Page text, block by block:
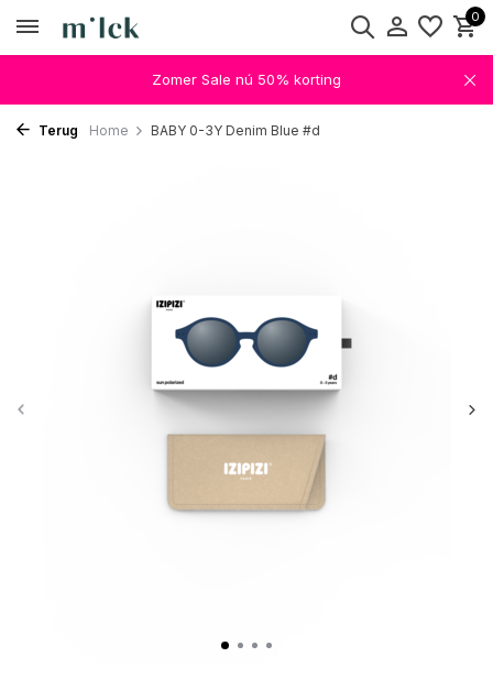
0
Zomer Sale nú 50% korting
Terug Home BABY 0-3Y Denim Blue #d